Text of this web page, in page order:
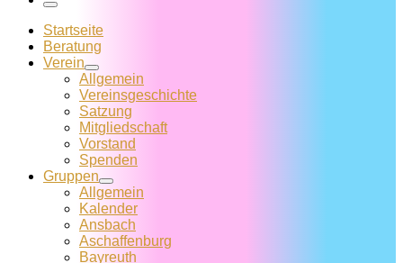
Menü
Startseite
Beratung
Verein
Allgemein
Vereins­geschichte
Satzung
Mitglied­schaft
Vorstand
Spenden
Gruppen
Allgemein
Kalender
Ansbach
Aschaffenburg
Bayreuth